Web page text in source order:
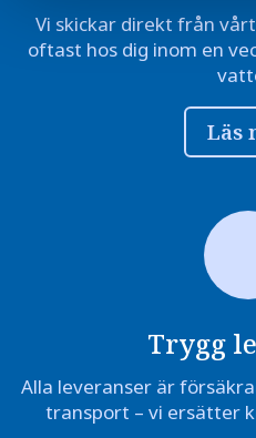
Vi skickar direkt från
oftast hos dig inom en
Läs
Trygg
Alla leveranser är
transport – vi ersätter